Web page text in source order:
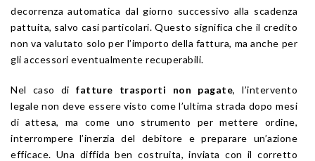
decorrenza automatica dal giorno successivo alla scadenza
pattuita, salvo casi particolari. Questo significa che il credito
non va valutato solo per l’importo della fattura, ma anche per
gli accessori eventualmente recuperabili.
Nel caso difatture trasporti non pagate, l’intervento
legale non deve essere visto come l’ultima strada dopo mesi
di attesa, ma come uno strumento per mettere ordine,
interrompere l’inerzia del debitore e preparare un’azione
efficace. Una diffida ben costruita, inviata con il corretto